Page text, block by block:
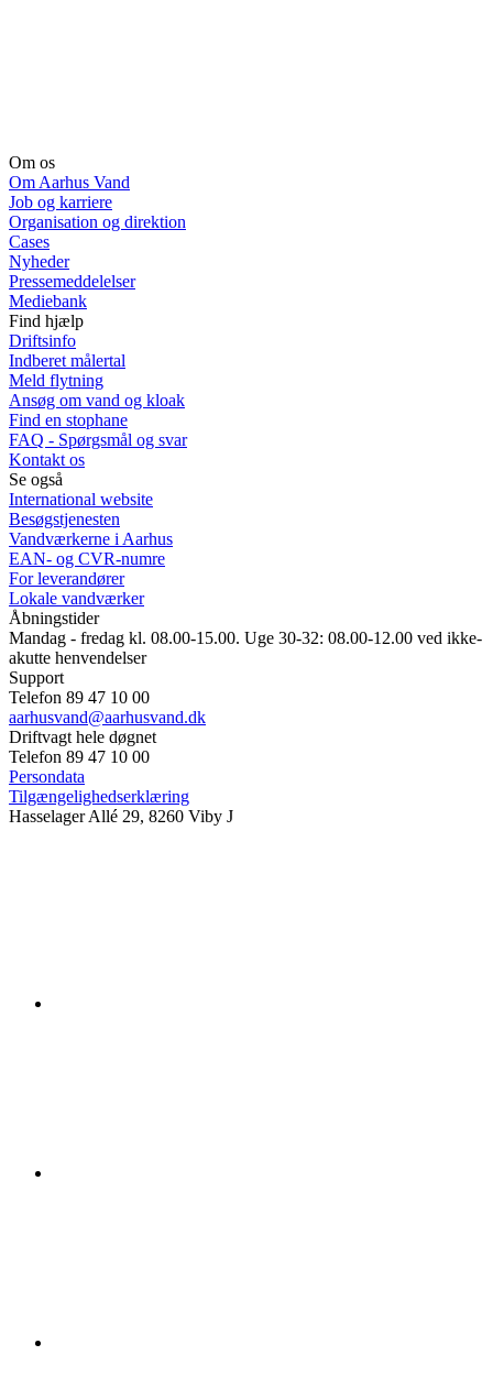
Om os
Om Aarhus Vand
Job og karriere
Organisation og direktion
Cases
Nyheder
Pressemeddelelser
Mediebank
Find hjælp
Driftsinfo
Indberet målertal
Meld flytning
Ansøg om vand og kloak
Find en stophane
FAQ - Spørgsmål og svar
Kontakt os
Se også
International website
Besøgstjenesten
Vandværkerne i Aarhus
EAN- og CVR-numre
For leverandører
Lokale vandværker
Åbningstider
Mandag - fredag kl. 08.00-15.00. Uge 30-32: 08.00-12.00 ved ikke-
akutte henvendelser
Support
Telefon 89 47 10 00
aarhusvand@aarhusvand.dk
Driftvagt hele døgnet
Telefon 89 47 10 00
Persondata
Tilgængelighedserklæring
Hasselager Allé 29, 8260 Viby J